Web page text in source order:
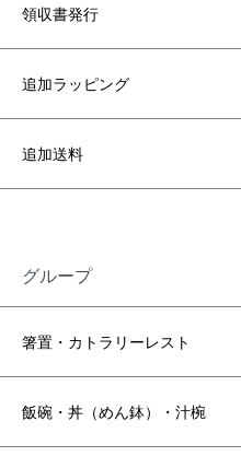
領収書発行
追加ラッピング
追加送料
グループ
箸置・カトラリーレスト
飯碗・丼（めん鉢）・汁椀